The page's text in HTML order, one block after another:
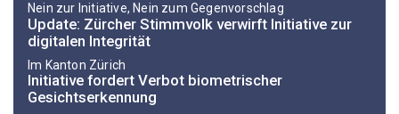
Nein zur Initiative, Nein zum Gegenvorschlag
Update: Zürcher Stimmvolk verwirft Initiative zur
digitalen Integrität
Im Kanton Zürich
Initiative fordert Verbot biometrischer
Gesichtserkennung